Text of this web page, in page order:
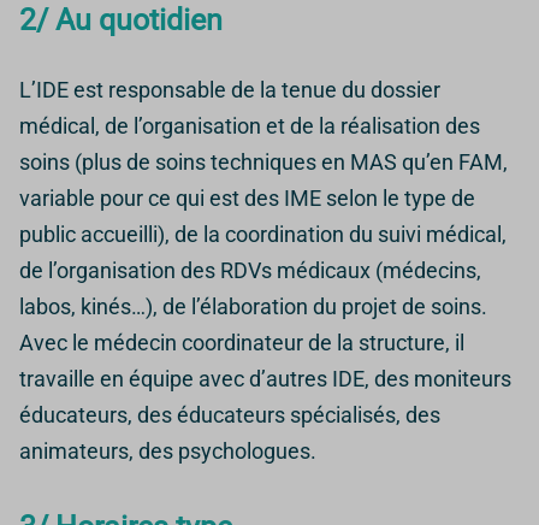
2/ Au quotidien
L’IDE est responsable de la tenue du dossier
médical, de l’organisation et de la réalisation des
soins (plus de soins techniques en MAS qu’en FAM,
variable pour ce qui est des IME selon le type de
public accueilli), de la coordination du suivi médical,
de l’organisation des RDVs médicaux (médecins,
labos, kinés…), de l’élaboration du projet de soins.
Avec le médecin coordinateur de la structure, il
travaille en équipe avec d’autres IDE, des moniteurs
éducateurs, des éducateurs spécialisés, des
animateurs, des psychologues.